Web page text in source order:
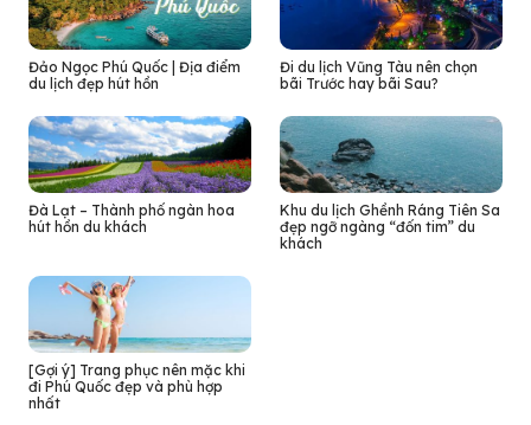
Đảo Ngọc Phú Quốc | Địa điểm
du lịch đẹp hút hồn
Đi du lịch Vũng Tàu nên chọn
bãi Trước hay bãi Sau?
Đà Lạt – Thành phố ngàn hoa
hút hồn du khách
Khu du lịch Ghềnh Ráng Tiên Sa
đẹp ngỡ ngàng “đốn tim” du
khách
[Gợi ý] Trang phục nên mặc khi
đi Phú Quốc đẹp và phù hợp
nhất